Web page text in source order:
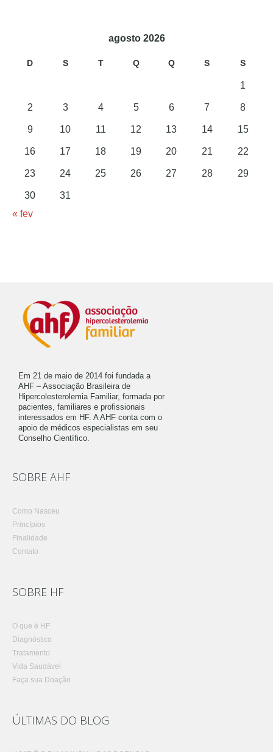
agosto 2026
D S T Q Q S S
1
2 3 4 5 6 7 8
9 10 11 12 13 14 15
16 17 18 19 20 21 22
23 24 25 26 27 28 29
30
31
« fev
Em 21 de maio de 2014 foi fundada a
AHF – Associação Brasileira de
Hipercolesterolemia Familiar, formada por
pacientes, familiares e profissionais
interessados em HF. A AHF conta com o
apoio de médicos especialistas em seu
Conselho Científico.
SOBRE AHF
Como Nasceu
Princípios
Finalidade
Contato
SOBRE HF
O que é HF
Diagnóstico
Tratamento
Vida Saudável
Faça sua Doação
ÚLTIMAS DO BLOG